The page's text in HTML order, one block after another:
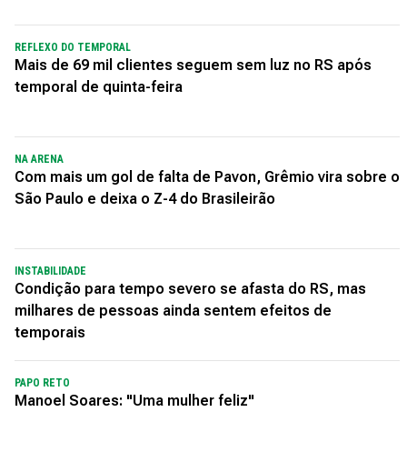
REFLEXO DO TEMPORAL
Mais de 69 mil clientes seguem sem luz no RS após
temporal de quinta-feira
NA ARENA
Com mais um gol de falta de Pavon, Grêmio vira sobre o
São Paulo e deixa o Z-4 do Brasileirão
INSTABILIDADE
Condição para tempo severo se afasta do RS, mas
milhares de pessoas ainda sentem efeitos de
temporais
PAPO RETO
Manoel Soares: "Uma mulher feliz"